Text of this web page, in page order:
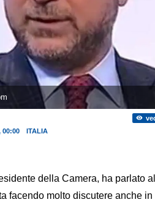
00:00
ITALIA
della Camera, ha parlato
facendo molto discutere anche